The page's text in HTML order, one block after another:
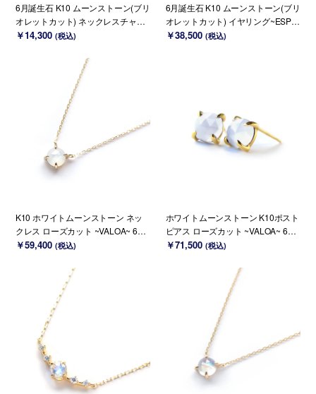
6月誕生石 K10 ムーンストーン(ブリ
オレットカット) ネックレスチャー
ム ~BOURGEON~（チェーンのセッ
￥14,300 (税込)
6月誕生石 K10 ムーンストーン(ブリ
オレットカット) イヤリング~ESPOI
R~
￥38,500 (税込)
K10 ホワイトムーンストーン ネッ
クレス ローズカット ~VALOA~ 6月
誕生石(K18 変更可能)
￥59,400 (税込)
ホワイトムーンストーン K10ポスト
ピアス ローズカット ~VALOA~ 6月
誕生石 (K18変更可能)
￥71,500 (税込)